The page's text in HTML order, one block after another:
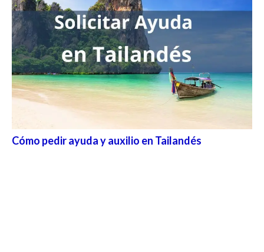
Cómo pedir ayuda y auxilio en Tailandés